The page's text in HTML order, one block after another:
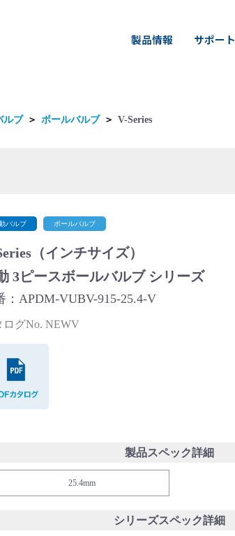
製品情報 サポート
ルブ ＞ ボールバルブ ＞ V-Series
バルブ ボールバルブ
（インチサイズ）
3ピースボールバルブ シリーズ
：APDM-VUBV-915-25.4-V
ログNo. NEWV
製品スペック詳細
25.4mm
シリーズスペック詳細